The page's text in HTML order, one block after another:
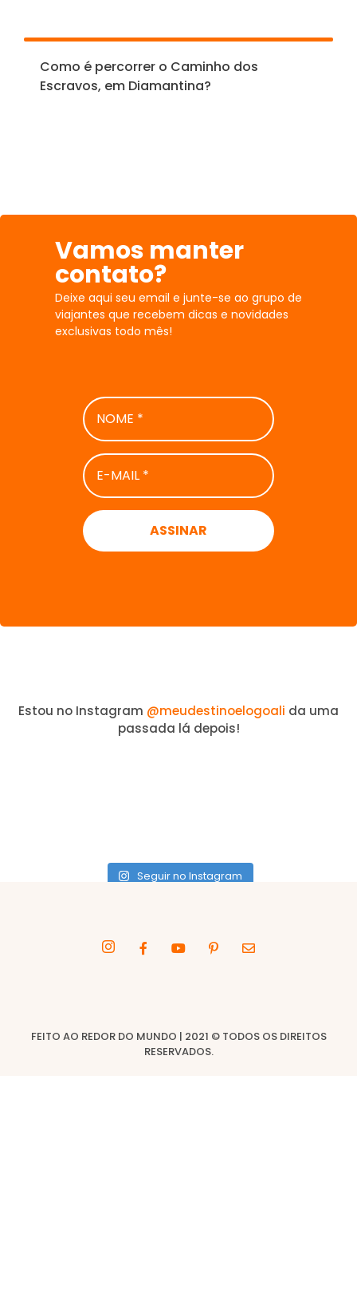
Como é percorrer o Caminho dos
Escravos, em Diamantina?
Vamos manter
contato?
Deixe aqui seu email e junte-se ao grupo de
viajantes que recebem dicas e novidades
exclusivas todo mês!
NOME
*
E-
MAIL
*
Estou no Instagram @meudestinoelogoali da uma
passada lá depois!
Seguir no Instagram
FEITO AO REDOR DO MUNDO | 2021 © TODOS OS DIREITOS
RESERVADOS.